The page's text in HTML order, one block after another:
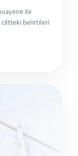
ile
ciltteki belirtileri